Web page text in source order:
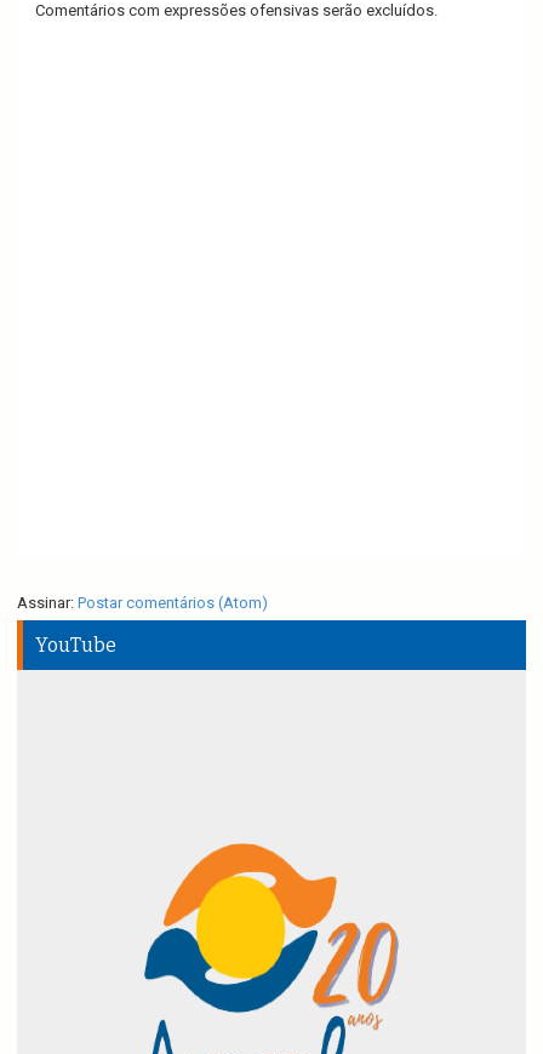
Comentários com expressões ofensivas serão excluídos.
Assinar: Postar comentários (Atom)
YouTube